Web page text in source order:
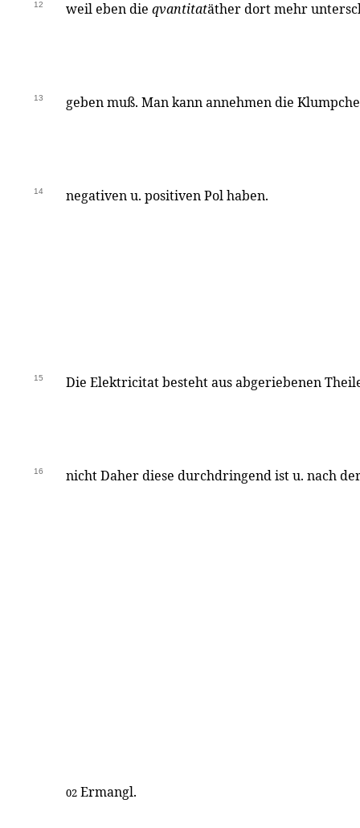
12 weil eben die qvantitatäther dort mehr
13 geben muß. Man kann annehmen die
14 negativen u. positiven Pol haben.
15 Die Elektricitat besteht aus abgeriebenen
16 nicht Daher diese durchdringend ist u. nach
02 Ermangl.